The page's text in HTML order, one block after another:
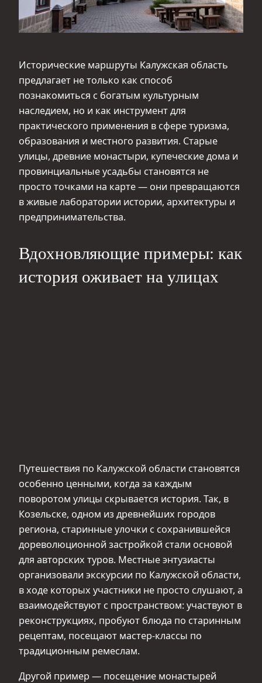
Исторические маршруты Калужская область
предлагает не только как способ
познакомиться с богатым культурным
наследием, но и как инструмент для
практического применения в сфере туризма,
образования и местного развития. Старые
улицы, древние монастыри, купеческие дома и
провинциальные усадьбы становятся не
просто точками на карте — они превращаются
в живые лаборатории истории, архитектуры и
предпринимательства.
Вдохновляющие примеры: как
история оживает на улицах
Путешествия по Калужской области становятся
особенно ценными, когда за каждым
поворотом улицы скрывается история. Так, в
Козельске, одном из древнейших городов
региона, старинные улочки с сохранившейся
дореволюционной застройкой стали основой
для авторских туров. Местные энтузиасты
организовали экскурсии по Калужской области,
в ходе которых участники не просто слушают, а
взаимодействуют с пространством: участвуют в
реконструкциях, пробуют блюда по старинным
рецептам, посещают мастер-классы по
традиционным ремеслам.
Другой пример — посещение монастырей